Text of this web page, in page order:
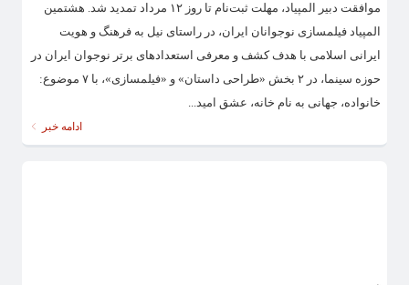
موافقت دبیر المپیاد، مهلت ثبت‌نام تا روز ۱۲ مرداد تمدید شد. هشتمین
المپیاد فیلمسازی نوجوانان ایران، در راستای نیل به فرهنگ و هویت
ایرانی اسلامی با هدف کشف و معرفی استعدادهای برتر نوجوان ایران در
حوزه سینما، در ۲ بخش «طراحی داستان» و «فیلمسازی»، با ۷ موضوع:
خانواده، جهانی به نام خانه، عشق امید...
ادامه خبر